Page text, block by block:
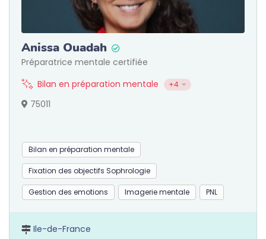
Anissa Ouadah
Préparatrice mentale certifiée
Bilan en préparation mentale
+4
75011
Bilan en préparation mentale
Fixation des objectifs Sophrologie
Gestion des emotions Imagerie mentale PNL
Ile-de-France